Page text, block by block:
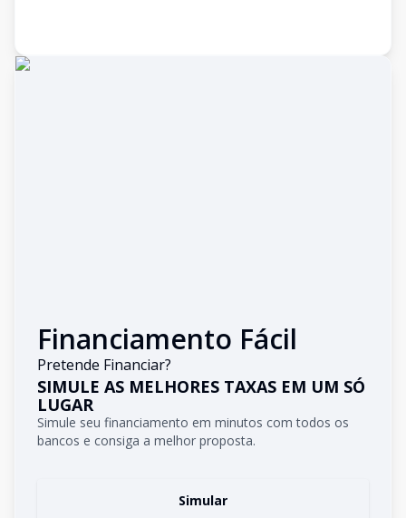
Financiamento Fácil
Pretende Financiar?
SIMULE AS MELHORES TAXAS EM UM SÓ
LUGAR
Simule seu financiamento em minutos com todos os
bancos e consiga a melhor proposta.
Simular